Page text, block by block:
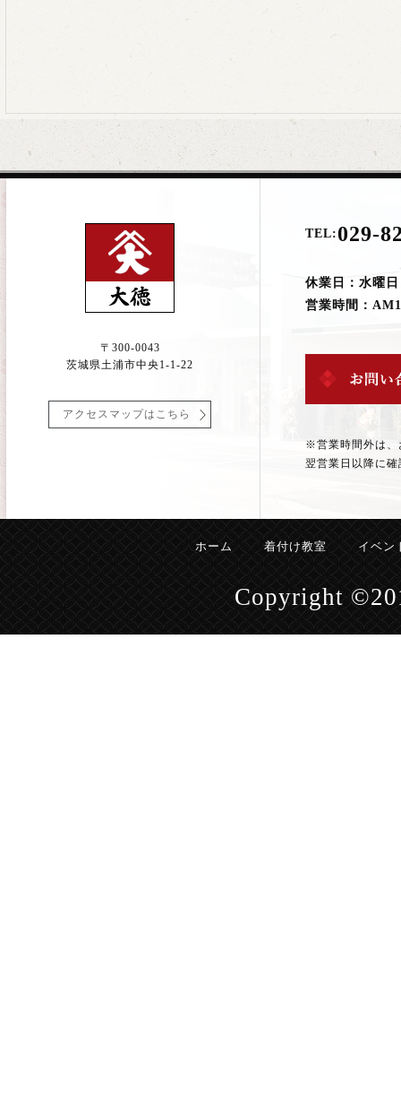
〒300-0043
茨城県土浦市中央1-1-22
アクセスマップはこちら
TEL: 029-
休業日：水曜日
営業時間：
※営業時間外は、
翌営業日以降に
ホーム 着付け教室 イベン
Copyright